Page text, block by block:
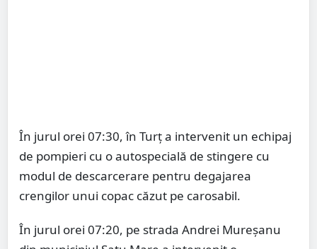
În jurul orei 07:30, în Turț a intervenit un echipaj
de pompieri cu o autospecială de stingere cu
modul de descarcerare pentru degajarea
crengilor unui copac căzut pe carosabil.
În jurul orei 07:20, pe strada Andrei Mureșanu